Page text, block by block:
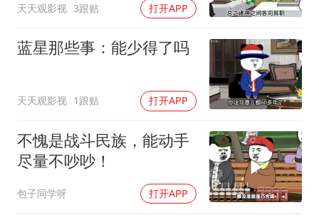
“今天得有40℃了吧 为啥还不预警”
夯实基础开新局
天天观影视 3跟贴 打开APP
蓝星那些事：能少得了吗
天天观影视 1跟贴 打开APP
不愧是战斗民族，能动手
尽量不吵吵！
包子同学呀 打开APP